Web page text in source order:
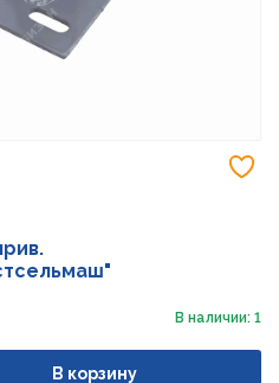
В наличии: 1
В корзину